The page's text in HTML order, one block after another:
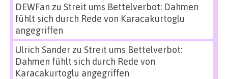
DEWFan zu Streit ums Bettelverbot: Dahmen
fühlt sich durch Rede von Karacakurtoglu
angegriffen
Ulrich Sanderzu Streit ums Bettelverbot:
Dahmen fühlt sich durch Rede von
Karacakurtoglu angegriffen